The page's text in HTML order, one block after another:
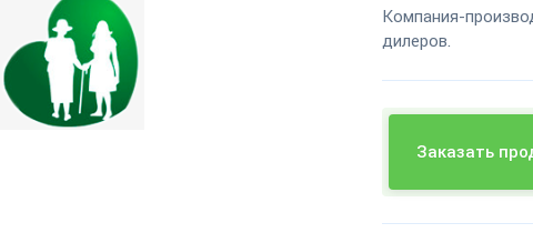
Компания-
дилеров.
Заказать